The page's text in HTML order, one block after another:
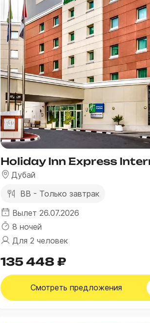
Дубай
BB - Только завтрак
Вылет 26.07.2026
8 ночей
Для 2 человек
135 448 ₽
Смотретьпредложения